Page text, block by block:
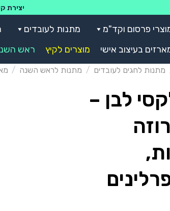
יצירת
פרסום וקד"מ מתנות לעובדים
בעיצוב אישי
מוצרים לקיץ ראש השנה
מתנות לחגים לעובדים / מתנות לראש השנה /
לבן –